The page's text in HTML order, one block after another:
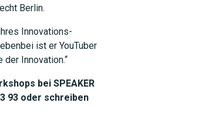
Berlin.
Innovations-
ist er YouTuber
Innovation.“
bei SPEAKER
93 oder schreiben